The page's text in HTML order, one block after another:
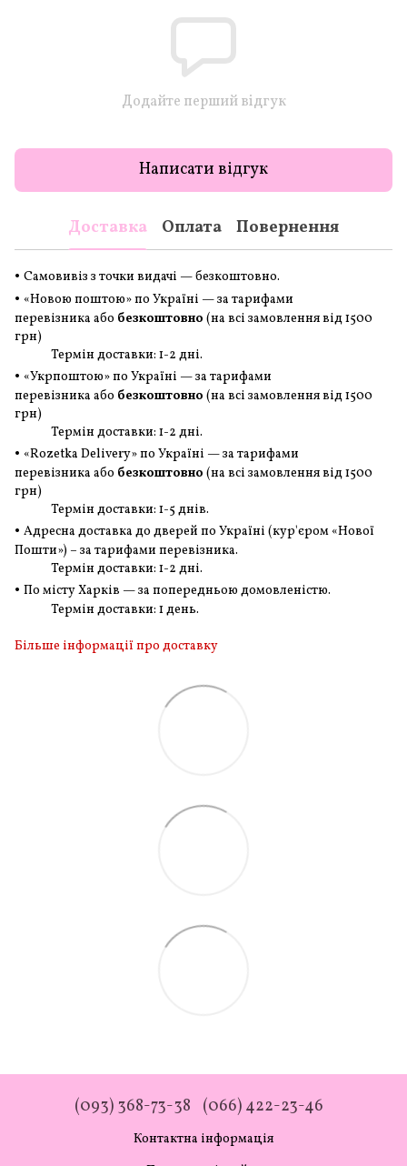
Додайте перший відгук
Написати відгук
Доставка Оплата Повернення
• Самовивіз з точки видачі — безкоштовно.
• «Новою поштою» по Україні — за тарифами
перевізника або безкоштовно (на всі замовленнявід 1500
грн)
Термін доставки: 1-2 дні.
• «Укрпоштою» по Україні — за тарифами
перевізника або безкоштовно (на всі замовленнявід 1500
грн)
Термін доставки: 1-2 дні.
• «Rozetka Delivery» по Україні — за тарифами
перевізника або безкоштовно (на всі замовленнявід 1500
грн)
Термін доставки: 1-5 днів.
• Адресна доставка до дверей по Україні (кур'єром «Нової
Пошти») – за тарифами перевізника.
Термін доставки: 1-2 дні.
• По місту Харків — за попередньою домовленістю.
Термін доставки: 1 день.
Більше інформації про доставку
(093) 368-73-38 (066) 422-23-46
Контактна інформація